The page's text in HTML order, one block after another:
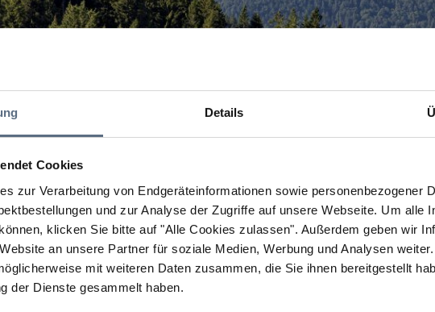
Details
Cookies
zur Verarbeitung von Endgeräteinformationen sowie personenbezogener
und zur Analyse der Zugriffe auf unsere Webseite. Um alle
klicken Sie bitte auf "Alle Cookies zulassen". Außerdem geben wir
an unsere Partner für soziale Medien, Werbung und Analysen
mit weiteren Daten zusammen, die Sie ihnen bereitgestellt
der Dienste gesammelt haben.